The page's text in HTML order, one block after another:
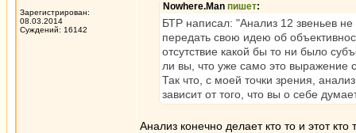
Зарегистрирован:
08.03.2014
Суждений: 16142
Nowhere.Man пишет:
БТР написал: "Анализ 12 звеньев
передать свою идею об
отсутствие какой бы то ни было
ли вы, что уже само это выражение
Так что, с моей точки зрения,
зависит от того, что вы о себе
Анализ конечно делает кто то и этот